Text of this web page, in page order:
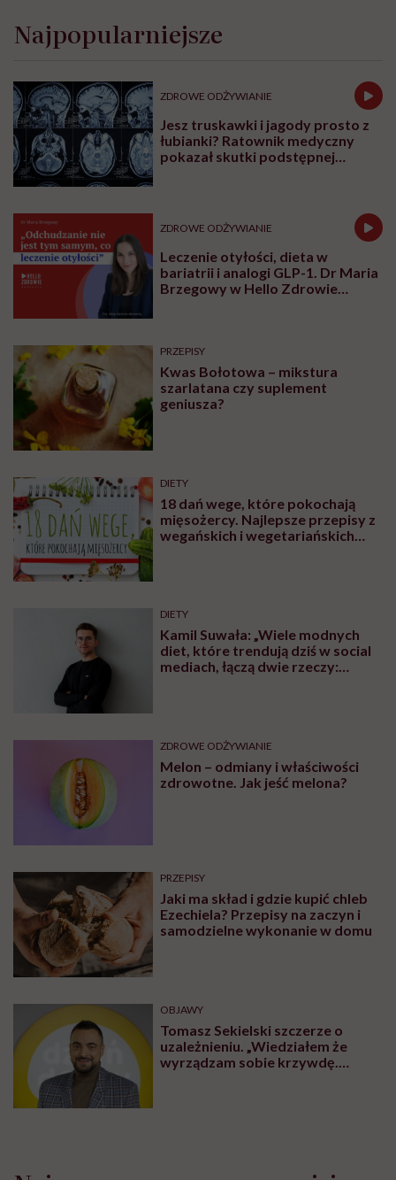
Najpopularniejsze
ZDROWE ODŻYWIANIE
Jesz truskawki i jagody prosto z
łubianki? Ratownik medyczny
pokazał skutki podstępnej
ZDROWE ODŻYWIANIE
Leczenie otyłości, dieta w
bariatrii i analogi GLP-1. Dr Maria
Brzegowy w Hello Zdrowie
PRZEPISY
Kwas Bołotowa – mikstura
szarlatana czy suplement
geniusza?
DIETY
18 dań wege, które pokochają
mięsożercy. Najlepsze przepisy z
wegańskich i wegetariańskich
DIETY
Kamil Suwała: „Wiele modnych
diet, które trendują dziś w social
mediach, łączą dwie rzeczy:
ZDROWE ODŻYWIANIE
Melon – odmiany i właściwości
zdrowotne. Jak jeść melona?
PRZEPISY
Jaki ma skład i gdzie kupić chleb
Ezechiela? Przepisy na zaczyn i
samodzielne wykonanie w domu
OBJAWY
Tomasz Sekielski szczerze o
uzależnieniu. „Wiedziałem że
wyrządzam sobie krzywdę.